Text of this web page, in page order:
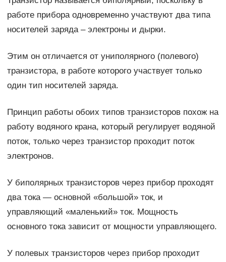
работе прибора одновременно участвуют два типа
носителей заряда – электроны и дырки.
Этим он отличается от униполярного (полевого)
транзистора, в работе которого участвует только
один тип носителей заряда.
Принцип работы обоих типов транзисторов похож на
работу водяного крана, который регулирует водяной
поток, только через транзистор проходит поток
электронов.
У биполярных транзисторов через прибор проходят
два тока — основной «большой» ток, и
управляющий «маленький» ток. Мощность
основного тока зависит от мощности управляющего.
У полевых транзисторов через прибор проходит